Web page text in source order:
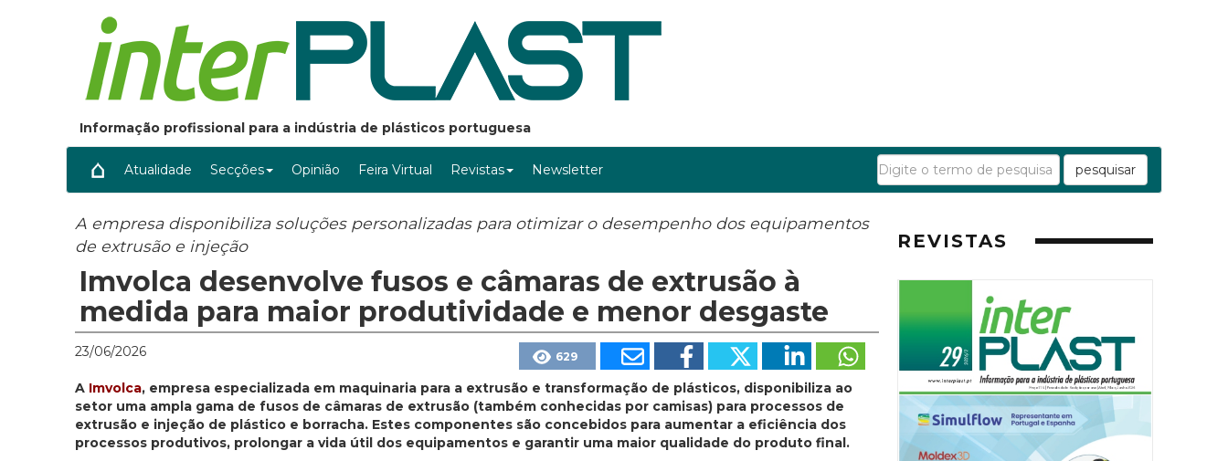
Informação profissional para a indústria de plásticos portuguesa
Atualidade Secções Opinião Feira Virtual Revistas Newsletter pesquisar
A empresa disponibiliza soluções personalizadas para otimizar o desempenho dos equipamentos
de extrusão e injeção
Imvolca desenvolve fusos e câmaras de extrusão à
medida para maior produtividade e menor desgaste
23/06/2026 629
A Imvolca, empresa especializada em maquinaria para a extrusão e transformação de plásticos, disponibiliza ao
setor uma ampla gama de fusos de câmaras de extrusão (também conhecidas por camisas) para processos de
extrusão e injeção de plástico e borracha. Estes componentes são concebidos para aumentar a eficiência dos
processos produtivos, prolongar a vida útil dos equipamentos e garantir uma maior qualidade do produto final.
REVISTAS